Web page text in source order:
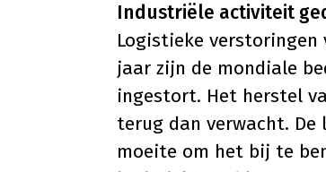
Industriële activiteit
Logistieke verstoringen
jaar zijn de mondiale
ingestort. Het herstel
terug dan verwacht.
moeite om het bij te